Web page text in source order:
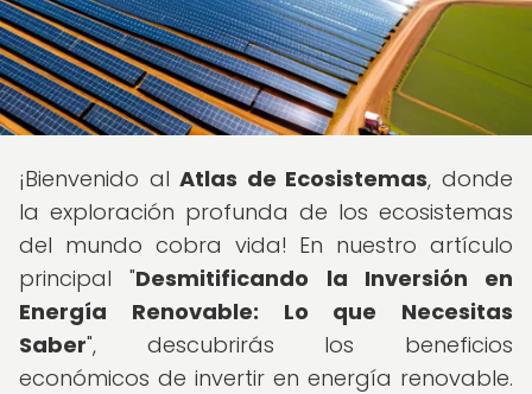
¡Bienvenido alAtlas de Ecosistemas, donde
la exploración profunda de los ecosistemas
del mundo cobra vida! En nuestro artículo
principal "Desmitificando la Inversión en
Energía Renovable: Lo que Necesitas
Saber", descubrirás los beneficios
económicos de invertir en energía renovable.